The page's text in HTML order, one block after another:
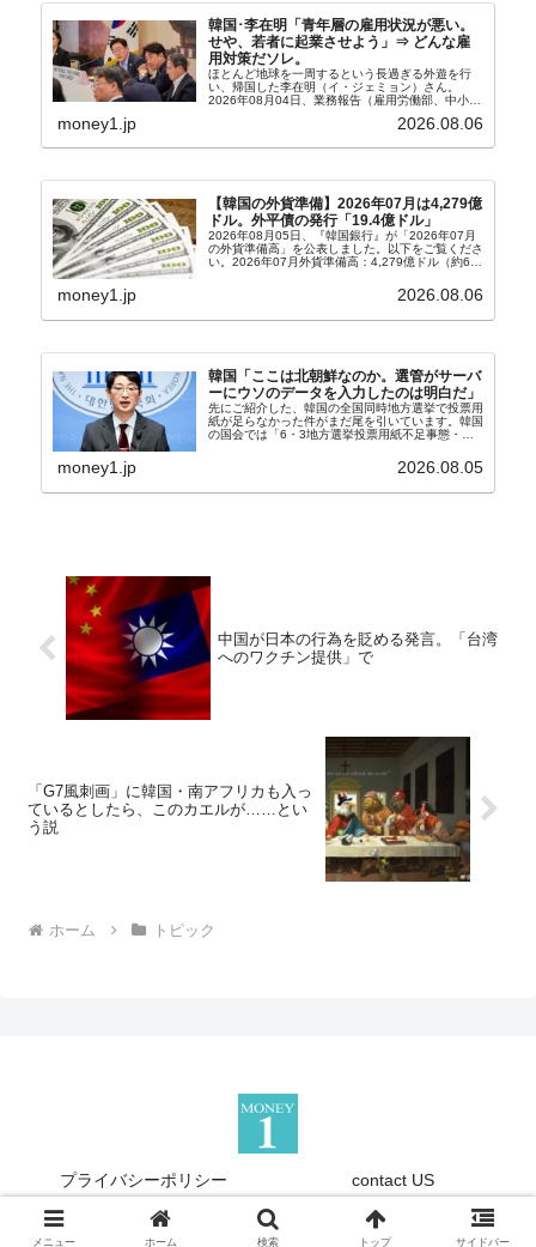
韓国･李在明「青年層の雇用状況が悪い。
せや、若者に起業させよう」⇒ どんな雇
用対策だソレ。
ほとんど地球を一周するという長過ぎる外遊を行
い、帰国した李在明（イ・ジェミョン）さん。
2026年08月04日、業務報告（雇用労働部、中小ベ
上、韓国大統領に成りおおせた李在明（イ・ジェミ
money1.jp 2026.08.06
【韓国の外貨準備】2026年07月は4,279億
ドル。外平債の発行「19.4億ドル」
2026年08月05日、『韓国銀行』が「2026年07月
の外貨準備高」を公表しました。以下をご覧くださ
い。2026年07月外貨準備高：4,279億ドル（約67
money1.jp 2026.08.06
韓国「ここは北朝鮮なのか。選管がサーバ
ーにウソのデータを入力したのは明白だ」
先にご紹介した、韓国の全国同時地方選挙で投票用
紙が足らなかった件がまだ尾を引いています。韓国
の国会では「6・3地方選挙投票用紙不足事態・国
す。『国民の力』の朱晋佑（チュ・ジヌ）議員はそ
money1.jp 2026.08.05
中国が日本の行為を貶める発言。「台湾
へのワクチン提供」で
「G7風刺画」に韓国・南アフリカも入っ
ているとしたら、このカエルが……とい
う説
ホーム トピック
プライバシーポリシー contact US
Copyright © 2013-2026 『Money1』 All Rights Reserved.
メニュー ホーム 検索 トップ サイドバー